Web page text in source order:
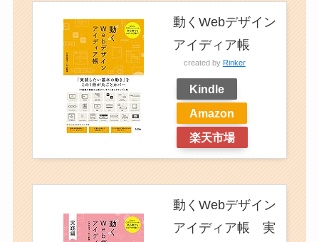
動くWebデザイン
アイディア帳
created by Rinker
Kindle
Amazon
楽天市場
動くWebデザイン
アイディア帳 実